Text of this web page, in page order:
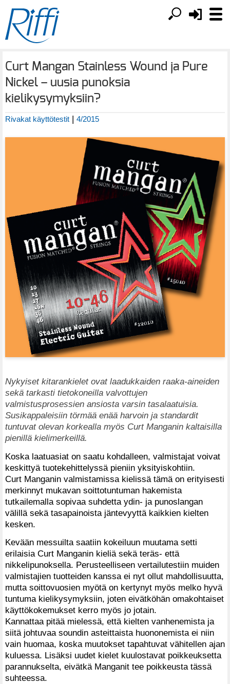
Curt Mangan Stainless Wound ja Pure
Nickel – uusia punoksia
kielikysymyksiin?
Rivakat käyttötestit | 4/2015
Nykyiset kitarankielet ovat laadukkaiden raaka-aineiden
sekä tarkasti tietokoneilla valvottujen
valmistusprosessien ansiosta varsin tasalaatuisia.
Susikappaleisiin törmää enää harvoin ja standardit
tuntuvat olevan korkealla myös Curt Manganin kaltaisilla
pienillä kielimerkeillä.
Koska laatuasiat on saatu kohdalleen, valmistajat voivat
keskittyä tuotekehittelyssä pieniin yksityiskohtiin.
Curt Manganin valmistamissa kielissä tämä on erityisesti
merkinnyt mukavan soittotuntuman hakemista
tutkailemalla sopivaa suhdetta ydin- ja punoslangan
välillä sekä tasapainoista jäntevyyttä kaikkien kielten
kesken.
Kevään messuilta saatiin kokeiluun muutama setti
erilaisia Curt Manganin kieliä sekä teräs- että
nikkelipunoksella. Perusteelliseen vertailutestiin muiden
valmistajien tuotteiden kanssa ei nyt ollut mahdollisuutta,
mutta soittovuosien myötä on kertynyt myös melko hyvä
tuntuma kielikysymyksiin, joten eivätköhän omakohtaiset
käyttökokemukset kerro myös jo jotain.
Kannattaa pitää mielessä, että kielten vanhenemista ja
siitä johtuvaa soundin asteittaista huononemista ei niin
vain huomaa, koska muutokset tapahtuvat vähitellen ajan
kuluessa. Lisäksi uudet kielet kuulostavat poikkeuksetta
parannukselta, eivätkä Manganit tee poikkeusta tässä
suhteessa.